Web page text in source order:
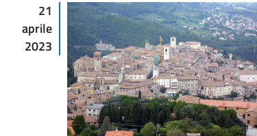
21
aprile
2023